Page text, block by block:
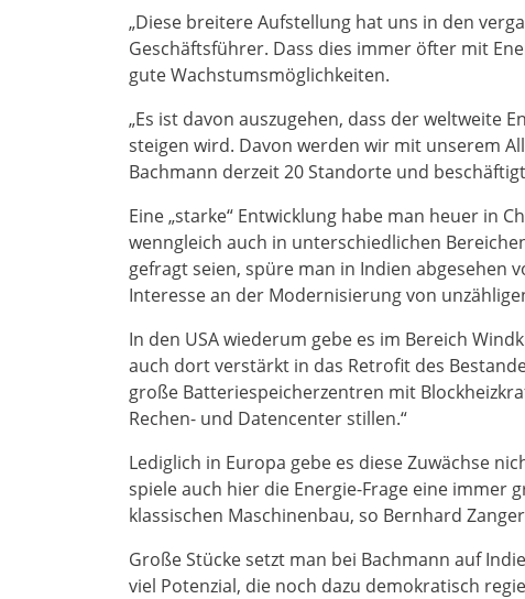
„Diese breitere Aufstellung hat uns in den
Geschäftsführer. Dass dies immer öfter mit
gute Wachstumsmöglichkeiten.
„Es ist davon auszugehen, dass der weltweite
steigen wird. Davon werden wir mit unserem
Bachmann derzeit 20 Standorte und
Eine „starke“ Entwicklung habe man heuer in
wenngleich auch in unterschiedlichen
gefragt seien, spüre man in Indien abgesehen
Interesse an der Modernisierung von
In den USA wiederum gebe es im Bereich
auch dort verstärkt in das Retrofit des
große Batteriespeicherzentren mit
Rechen- und Datencenter stillen.“
Lediglich in Europa gebe es diese Zuwächse
spiele auch hier die Energie-Frage eine immer
klassischen Maschinenbau, so Bernhard
Große Stücke setzt man bei Bachmann auf
viel Potenzial, die noch dazu demokratisch